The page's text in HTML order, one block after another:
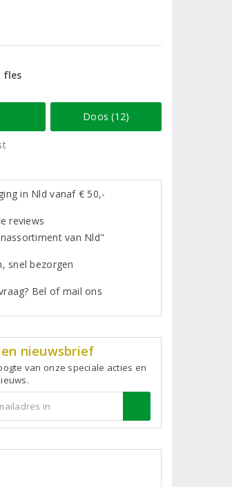
fles
Doos (12)
in Nld vanaf € 50,-
reviews
van Nld"
snel bezorgen
Bel of mail ons
nieuwsbrief
van onze speciale acties en